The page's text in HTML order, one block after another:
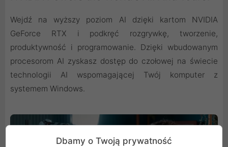
Wejdź na wyższy poziom AI dzięki kartom NVIDIA
GeForce RTX i podkręć rozgrywkę, tworzenie,
produktywność i programowanie. Dzięki wbudowanym
procesorom AI zyskasz dostęp do czołowej na świecie
technologii AI wspomagającej Twój komputer z
systemem Windows.
Dbamy o Twoją prywatność